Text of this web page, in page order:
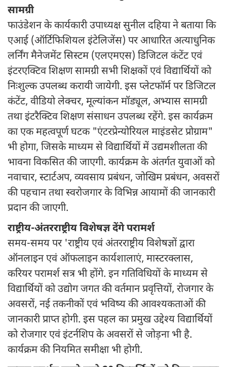
सामग्री
फाउंडेशन के कार्यकारी उपाध्यक्ष सुनील दहिया ने बताया कि
एआई (ऑर्टिफिशियल इंटेलिजेंस) पर आधारित अत्याधुनिक
लर्निंग मैनेजमेंट सिस्टम (एलएमएस) डिजिटल कंटेंट एवं
इंटरएक्टिव शिक्षण सामग्री सभी शिक्षकों एवं विद्यार्थियों को
निःशुल्क उपलब्ध करायी जायेगी. इस प्लेटफॉर्म पर डिजिटल
कंटेंट, वीडियो लेक्चर, मूल्यांकन मॉड्यूल, अभ्यास सामग्री
तथा इंटरैक्टिव शिक्षण संसाधन उपलब्ध रहेंगे. इस कार्यक्रम
का एक महत्वपूर्ण घटक "एंटरप्रेन्योरियल माइंडसेट प्रोग्राम"
भी होगा, जिसके माध्यम से विद्यार्थियों में उद्यमशीलता की
भावना विकसित की जाएगी. कार्यक्रम के अंतर्गत युवाओं को
नवाचार, स्टार्टअप, व्यवसाय प्रबंधन, जोखिम प्रबंधन, अवसरों
की पहचान तथा स्वरोजगार के विभिन्न आयामों की जानकारी
प्रदान की जाएगी.
राष्ट्रीय-अंतरराष्ट्रीय विशेषज्ञ देंगे परामर्श
समय-समय पर 'राष्ट्रीय एवं अंतरराष्ट्रीय विशेषज्ञों द्वारा
ऑनलाइन एवं ऑफलाइन कार्यशालाएं, मास्टरक्लास,
करियर परामर्श सत्र भी होंगे. इन गतिविधियों के माध्यम से
विद्यार्थियों को उद्योग जगत की वर्तमान प्रवृत्तियों, रोजगार के
अवसरों, नई तकनीकों एवं भविष्य की आवश्यकताओं की
जानकारी प्राप्त होगी. इस पहल का प्रमुख उद्देश्य विद्यार्थियों
को रोजगार एवं इंटर्नशिप के अवसरों से जोड़ना भी है.
कार्यक्रम की नियमित समीक्षा भी होगी.